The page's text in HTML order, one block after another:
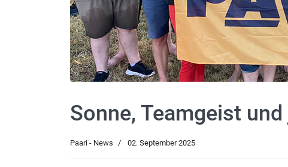
Sonne, Teamgeist
Paari - News 02. September 2025